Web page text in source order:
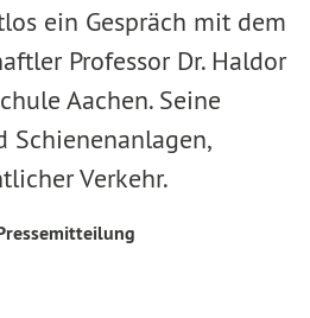
ein Gespräch mit dem
Professor Dr. Haldor
Aachen. Seine
Schienenanlagen,
Verkehr.